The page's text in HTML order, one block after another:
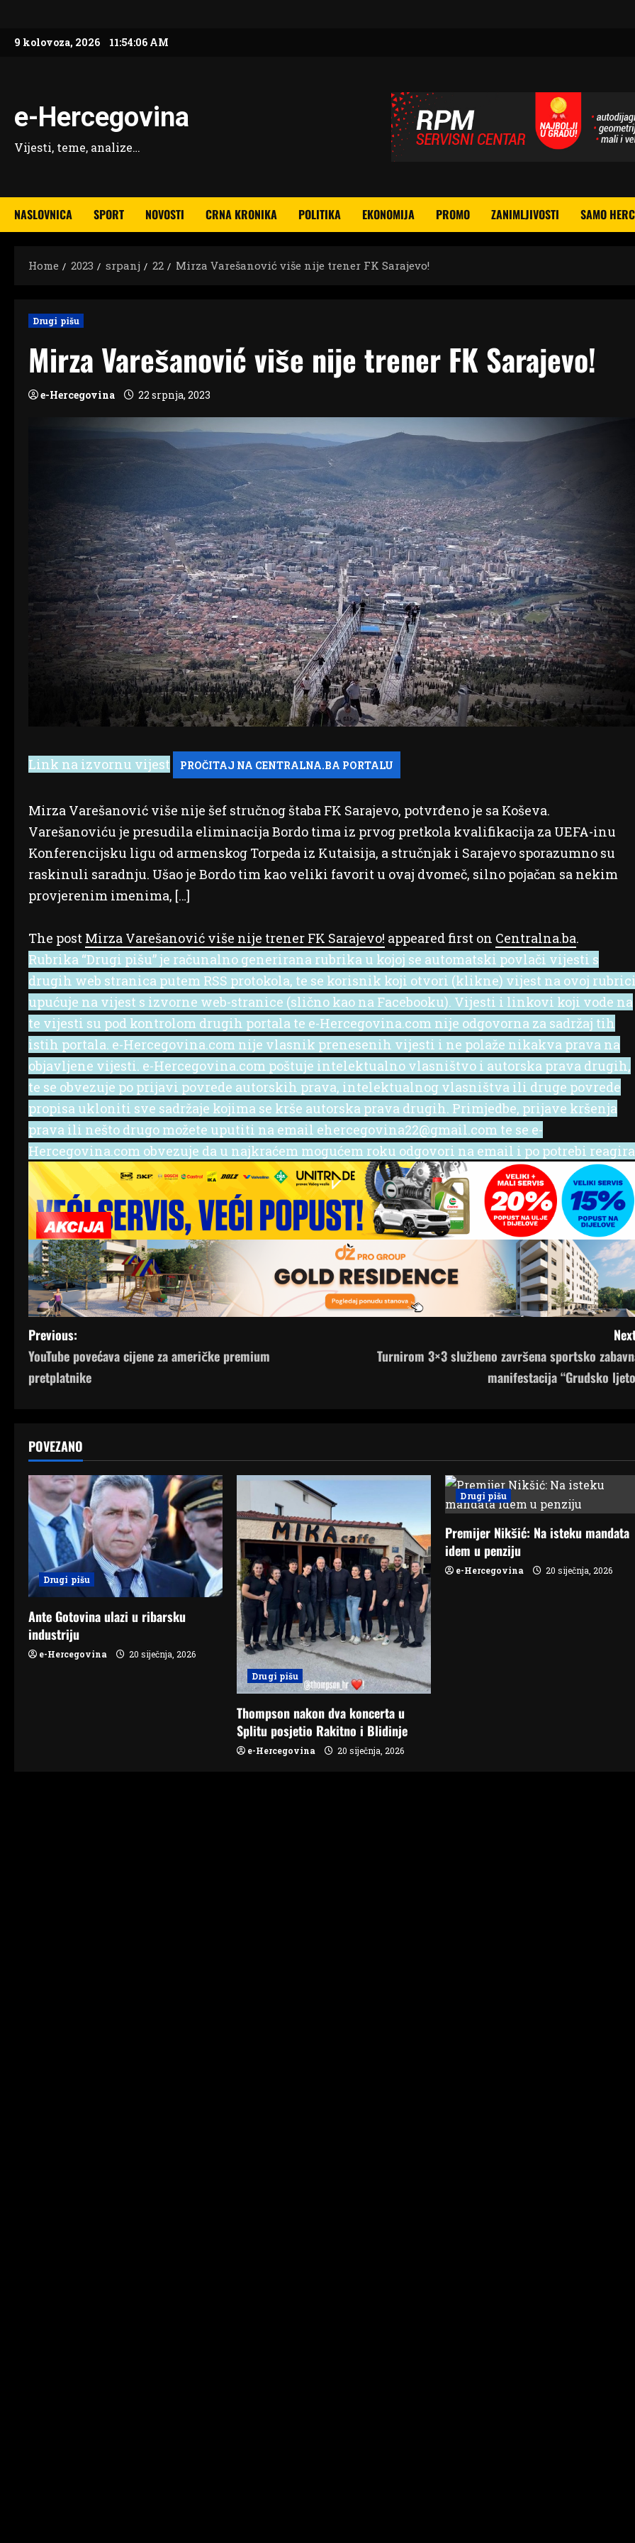
content
9 kolovoza, 2026 11:54:08 AM
e-Hercegovina
Vijesti, teme, analize…
NASLOVNICA SPORT NOVOSTI CRNA KRONIKA POLITIKA EKONOMIJA PROMO ZANIMLJIVOSTI SAMO
Home 2023 srpanj 22 Mirza Varešanović više nije trener FK Sarajevo!
Drugi pišu
Mirza Varešanović više nije trener FK Sarajevo!
e-Hercegovina 22 srpnja, 2023
Link na izvornu vijest
Mirza Varešanović više nije šef stručnog štaba FK Sarajevo, potvrđeno je sa Koševa.
Varešanoviću je presudila eliminacija Bordo tima iz prvog pretkola kvalifikacija za UEFA-inu
Konferencijsku ligu od armenskog Torpeda iz Kutaisija, a stručnjak i Sarajevo sporazumno su
raskinuli saradnju. Ušao je Bordo tim kao veliki favorit u ovaj dvomeč, silno pojačan sa nekim
provjerenim imenima, […]
The post Mirza Varešanović više nije trener FK Sarajevo! appeared first on Centralna.ba.
Rubrika “Drugi pišu” je računalno generirana rubrika u kojoj se automatski povlači vijesti s
drugih web stranica putem RSS protokola, te se korisnik koji otvori (klikne) vijest na ovoj
upućuje na vijest s izvorne web-stranice (slično kao na Facebooku). Vijesti i linkovi koji vode na
te vijesti su pod kontrolom drugih portala te e-Hercegovina.com nije odgovorna za sadržaj tih
istih portala. e-Hercegovina.com nije vlasnik prenesenih vijesti i ne polaže nikakva prava na
objavljene vijesti. e-Hercegovina.com poštuje intelektualno vlasništvo i autorska prava drugih,
te se obvezuje po prijavi povrede autorskih prava, intelektualnog vlasništva ili druge povrede
propisa ukloniti sve sadržaje kojima se krše autorska prava drugih. Primjedbe, prijave kršenja
prava ili nešto drugo možete uputiti na email ehercegovina22@gmail.com te se e-
Hercegovina.com obvezuje da u najkraćem mogućem roku odgovori na email i po potrebi
P
o
n
a
v
i
g
a
t
i
Previous:
YouTube povećava cijene za američke premium
pretplatnike
Turnirom 3×3 službeno završena sportsko
manifestacija “Grudsko
POVEZANO
Drugi pišu
Ante Gotovina ulazi u ribarsku
industriju
e-Hercegovina
20 siječnja, 2026
Drugi pišu
Thompson nakon dva koncerta u
Splitu posjetio Rakitno i Blidinje
e-Hercegovina 20 siječnja, 2026
Drugi pišu
Premijer Nikšić: Na isteku mandata
idem u penziju
e-Hercegovina 20 siječnja, 2026